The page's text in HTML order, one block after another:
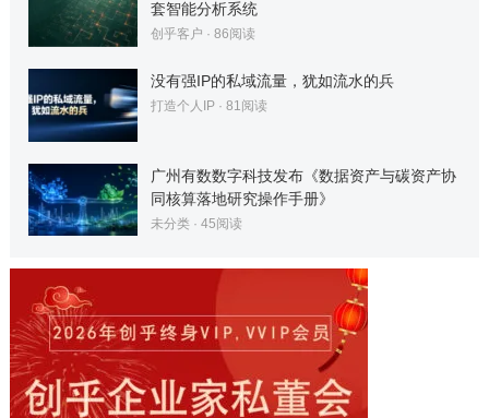
套智能分析系统
创乎客户 · 86阅读
没有强IP的私域流量，犹如流水的兵
打造个人IP· 81阅读
广州有数数字科技发布《数据资产与碳资产协
同核算落地研究操作手册》
未分类· 45阅读